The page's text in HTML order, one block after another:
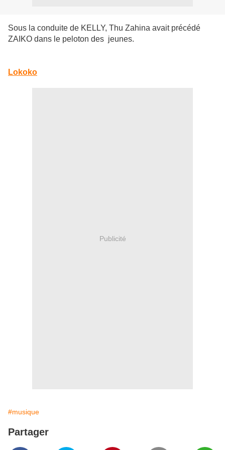
Sous la conduite de KELLY, Thu Zahina avait précédé
ZAIKO dans le peloton des jeunes.
Lokoko
Publicité
#musique
Partager